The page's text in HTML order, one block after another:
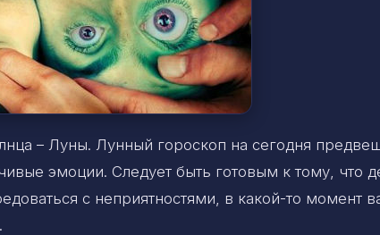
– Луны. Лунный гороскоп на сегодня
эмоции. Следует быть готовым к тому, что
с неприятностями, в какой-то момент